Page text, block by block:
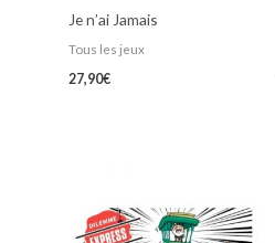
Je n’ai Jamais
Tous les jeux
27,90€